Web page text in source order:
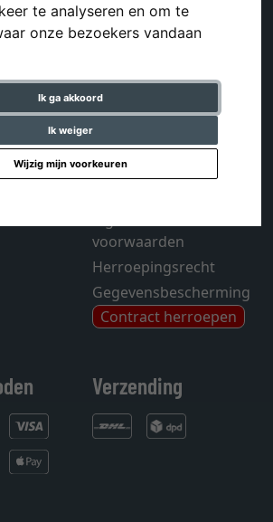
te analyseren en om te
onze bezoekers vandaan
Ik ga akkoord
Ik weiger
Wijzig mijn voorkeuren
Help
Verzending en kosten
FAQ - Veelgestelde
vragen
Tijdschrift
voorwaarden
Herroepingsrecht
Gegevensbescherming
Contract herroepen
Verzending